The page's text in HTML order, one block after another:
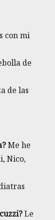
con mi
de
de las
Me he
Nico,
Le